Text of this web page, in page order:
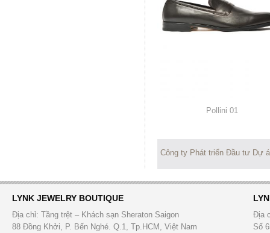
Pollini 01
Công ty Phát triển Đầu tư Dự
LYNK JEWELRY BOUTIQUE
Địa chỉ: Tầng trệt – Khách sạn Sheraton Saigon
88 Đồng Khởi, P. Bến Nghé. Q.1, Tp.HCM, Việt Nam
Địa
Số